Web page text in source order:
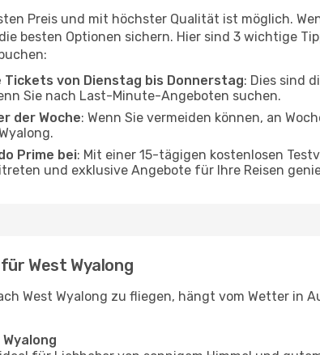
Preis und mit höchster Qualität ist möglich.
besten Optionen sichern. Hier sind 3 wichtige
Tickets von Dienstag bis Donnerstag: Dies sind
Sie nach Last-Minute-Angeboten suchen.
der Woche: Wenn Sie vermeiden können, an
Prime bei: Mit einer 15-tägigen kostenlosen
und exklusive Angebote für Ihre Reisen
West Wyalong
West Wyalong zu fliegen, hängt vom Wetter in